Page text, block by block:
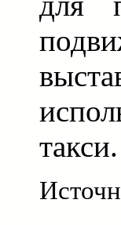
такси.